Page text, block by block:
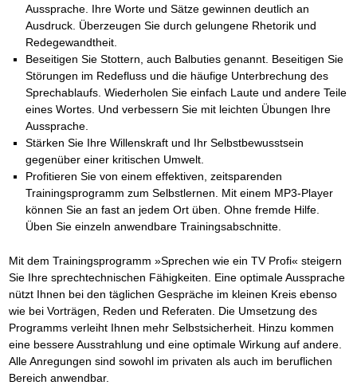
Aussprache. Ihre Worte und Sätze gewinnen deutlich an
Ausdruck. Überzeugen Sie durch gelungene Rhetorik und
Redegewandtheit.
Beseitigen Sie Stottern, auch Balbuties genannt. Beseitigen Sie
Störungen im Redefluss und die häufige Unterbrechung des
Sprechablaufs. Wiederholen Sie einfach Laute und andere Teile
eines Wortes. Und verbessern Sie mit leichten Übungen Ihre
Aussprache.
Stärken Sie Ihre Willenskraft und Ihr Selbstbewusstsein
gegenüber einer kritischen Umwelt.
Profitieren Sie von einem effektiven, zeitsparenden
Trainingsprogramm zum Selbstlernen. Mit einem MP3-Player
können Sie an fast an jedem Ort üben. Ohne fremde Hilfe.
Üben Sie einzeln anwendbare Trainingsabschnitte.
Mit dem Trainingsprogramm »Sprechen wie ein TV Profi« steigern
Sie Ihre sprechtechnischen Fähigkeiten. Eine optimale Aussprache
nützt Ihnen bei den täglichen Gespräche im kleinen Kreis ebenso
wie bei Vorträgen, Reden und Referaten. Die Umsetzung des
Programms verleiht Ihnen mehr Selbstsicherheit. Hinzu kommen
eine bessere Ausstrahlung und eine optimale Wirkung auf andere.
Alle Anregungen sind sowohl im privaten als auch im beruflichen
Bereich anwendbar.